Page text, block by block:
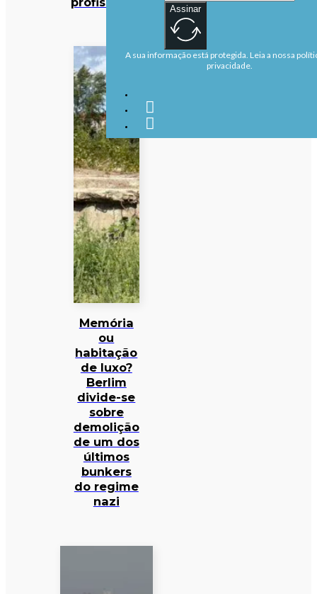
Memória
ou
habitação
de luxo?
Berlim
divide-se
sobre
demolição
de um dos
últimos
bunkers
do regime
nazi
Assinar
A sua informação está protegida. Leia a nossa
privacidade.